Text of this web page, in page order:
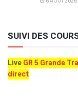
SUIVI DES
LiveGR 5 Grande
direct